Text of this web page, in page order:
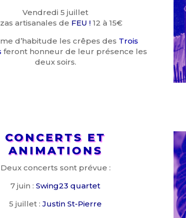
Vendredi 5 juillet
artisanales de FEU ! 12 à 15€
d’habitude les crêpes des Trois
feront honneur de leur présence les
deux soirs.
CONCERTS ET
ANIMATIONS
Deux concerts sont prévue :
7 juin :Swing23 quartet
5 juillet : Justin St-Pierre